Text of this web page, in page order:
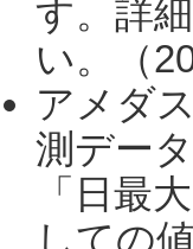
す。詳
い。（
アメダ
測デー
「日最
しての